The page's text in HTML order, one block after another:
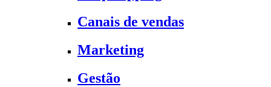
Canais de vendas
Marketing
Gestão